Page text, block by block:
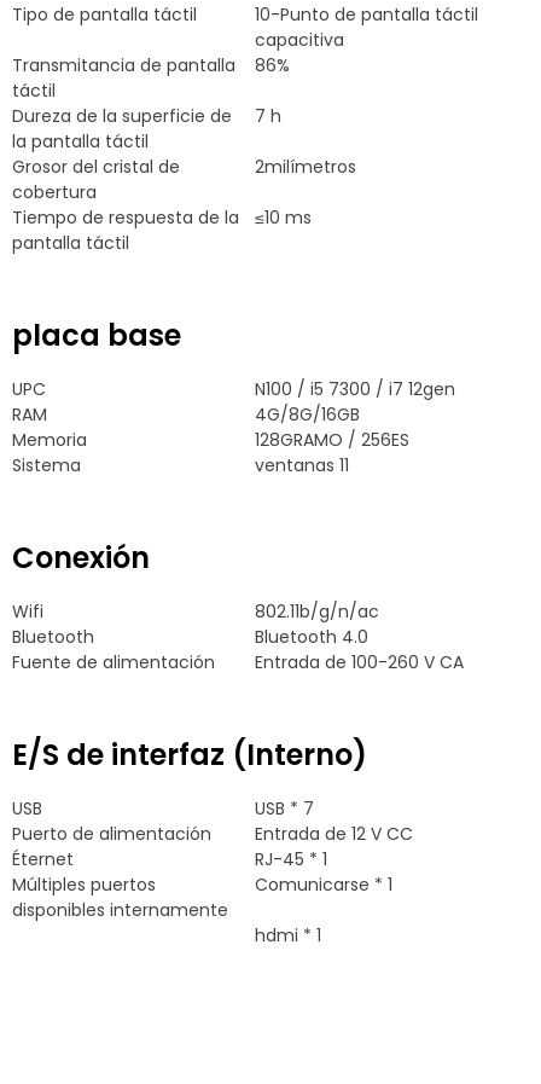
Tipo de pantalla táctil
10-Punto de pantalla táctil
capacitiva
Transmitancia de pantalla
táctil
86%
Dureza de la superficie de
la pantalla táctil
7 h
Grosor del cristal de
cobertura
2milímetros
Tiempo de respuesta de la
pantalla táctil
≤10 ms
placa base
UPC
N100 / i5 7300 / i7 12gen
RAM
4G/8G/16GB
Memoria
128GRAMO / 256ES
Sistema
ventanas 11
Conexión
Wifi
802.11b/g/n/ac
Bluetooth
Bluetooth 4.0
Fuente de alimentación
Entrada de 100-260 V CA
E/S de interfaz (Interno)
USB
USB * 7
Puerto de alimentación
Entrada de 12 V CC
Éternet
RJ-45 * 1
Múltiples puertos
disponibles internamente
Comunicarse * 1
hdmi * 1